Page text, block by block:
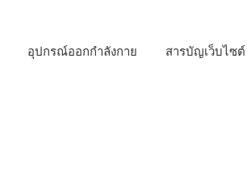
อุปกรณ์ออกกำลังกาย สารบัญเว็บไซต์